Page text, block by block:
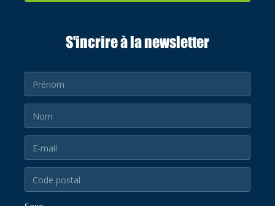
S'incrire à la newsletter